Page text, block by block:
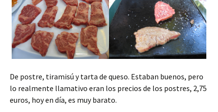
De postre, tiramisú y tarta de queso. Estaban buenos, pero
lo realmente llamativo eran los precios de los postres, 2,75
euros, hoy en día, es muy barato.